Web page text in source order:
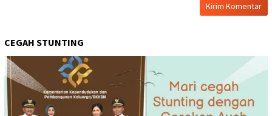
CEGAH STUNTING